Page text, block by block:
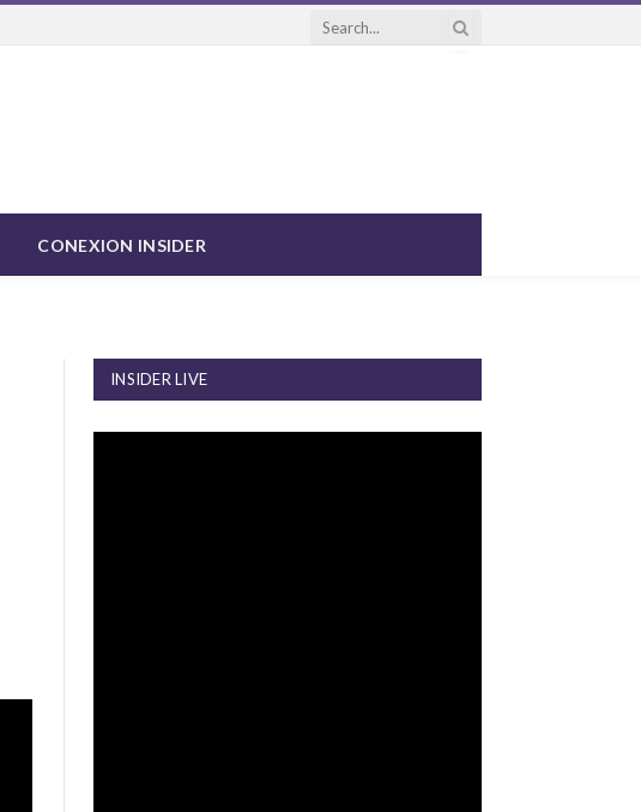
CONEXION INSIDER
INSIDER LIVE